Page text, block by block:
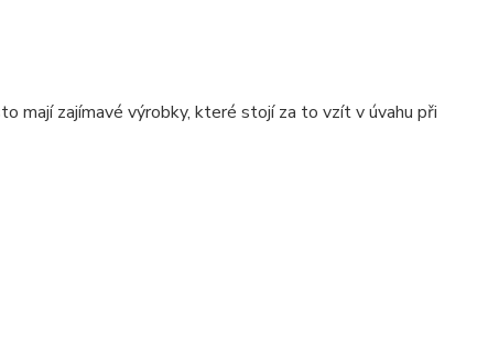
mají zajímavé výrobky, které stojí za to vzít v úvahu při